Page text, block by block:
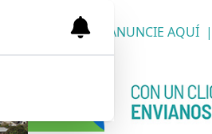
NECROLÓGICAS ANUNCIE AQUÍ |